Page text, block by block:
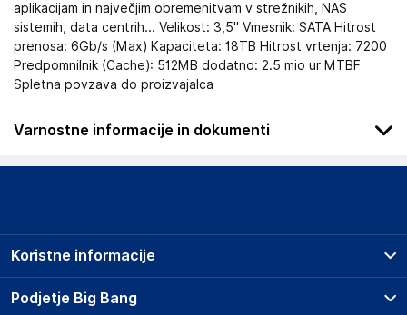
aplikacijam in največjim obremenitvam v strežnikih, NAS
sistemih, data centrih... Velikost: 3,5" Vmesnik: SATA Hitrost
prenosa: 6Gb/s (Max) Kapaciteta: 18TB Hitrost vrtenja: 7200
Predpomnilnik (Cache): 512MB dodatno: 2.5 mio ur MTBF
Spletna povzava do proizvajalca
Varnostne informacije in dokumenti
Podatki o proizvajalcu
Western Digital Corporation
USA
Podjetje Big Bang
Koristne informacije
Prodajna mesta